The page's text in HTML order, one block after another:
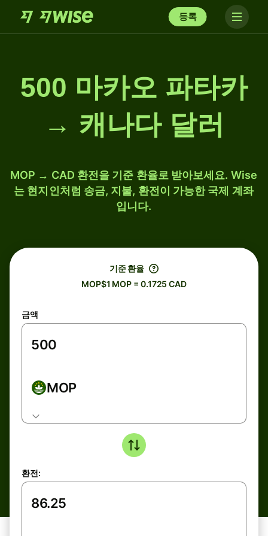
등록
500 마카오 파타카
→ 캐나다 달러
MOP → CAD 환전을 기준 환율로 받아보세요. Wise
는 현지인처럼 송금, 지불, 환전이 가능한 국제 계좌
입니다.
기준 환율
MOP$1 MOP = 0.1725 CAD
금액
MOP
환전: